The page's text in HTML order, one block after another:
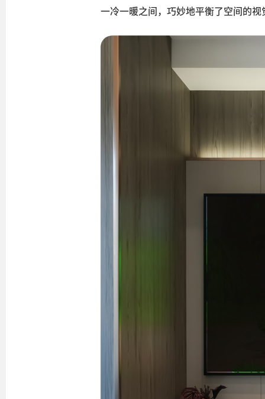
一冷一暖之间，巧妙地平衡了空间的